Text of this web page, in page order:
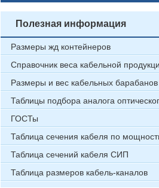
Полезная информация
Размеры жд контейнеров
Справочник веса кабельной
Размеры и вес кабельных барабанов
Таблицы подбора аналога
ГОСТы
Таблица сечения кабеля по
Таблица сечений кабеля СИП
Таблица размеров кабель-каналов